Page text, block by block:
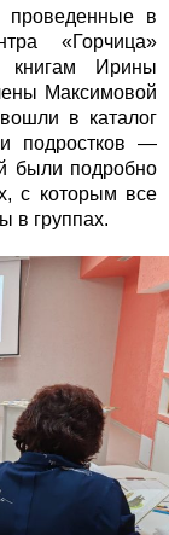
проведенные в
«Горчица»
книгам Ирины
Максимовой
в каталог
подростков —
были подробно
с которым все
в группах.